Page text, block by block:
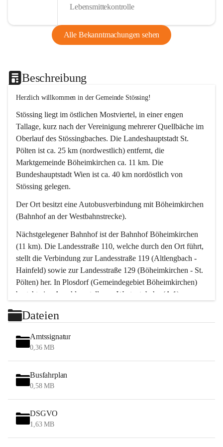
Lebensmittekontrolle
Alle Bekanntmachungen sehen
Beschreibung
Herzlich willkommen in der Gemeinde Stössing!
Stössing liegt im östlichen Mostviertel, in einer engen
Tallage, kurz nach der Vereinigung mehrerer Quellbäche im
Oberlauf des Stössingbaches. Die Landeshauptstadt St.
Pölten ist ca. 25 km (nordwestlich) entfernt, die
Marktgemeinde Böheimkirchen ca. 11 km. Die
Bundeshauptstadt Wien ist ca. 40 km nordöstlich von
Stössing gelegen.
Der Ort besitzt eine Autobusverbindung mit Böheimkirchen
(Bahnhof an der Westbahnstrecke).
Nächstgelegener Bahnhof ist der Bahnhof Böheimkirchen
(11 km). Die Landesstraße 110, welche durch den Ort führt,
stellt die Verbindung zur Landesstraße 119 (Altlengbach -
Hainfeld) sowie zur Landesstraße 129 (Böheimkirchen - St.
Pölten) her. In Plosdorf (Gemeindegebiet Böheimkirchen)
besteht eine Anschlussstelle zur Westautobahn (A 1).
Wien erreicht man in ca. 45 Minuten.
Stössing zählt noch zum Naherholungsraum Wien sowie
zum Naherholungsraum St. Pölten. Viele Bauernhöfe hatten
„ihre Wiener“. Seit 1960 bauten viele Wiener
Wochenendhäuser im Gemeindegebiet. Wegen des
waldreichen Jagdgebietes haben viele Jagdpächter ihre
Das Wandern ist aus touristischer Sicht die bedeutendste
Tätigkeit. Das hügelige Gebiet mit Wanderwegen durch
Wiesen, Wälder und Obstkulturen lädt dazu ein. Gefördert
Dateien
Amtssignatur
0,36 MB
Busfahrplan
0,58 MB
DSGVO
1,63 MB